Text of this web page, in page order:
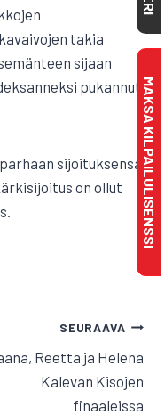
takia
sijaan
pukannut
sijoituksensa
on ollut
SEURAAVA
Reetta ja Helena
Kalevan Kisojen
finaaleissa
MAKSA KILPAILULISENSSI